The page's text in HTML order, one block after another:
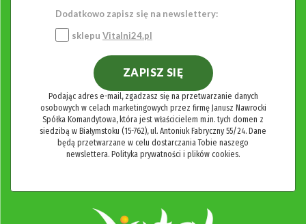
Dodatkowo zapisz się na newslettery:
sklepu Vitalni24.pl
ZAPISZ SIĘ
Podając adres e-mail, zgadzasz się na przetwarzanie danych
osobowych w celach marketingowych przez firmę Janusz Nawrocki
Spółka Komandytowa, która jest właścicielem m.in. tych domen z
siedzibą w Białymstoku (15-762), ul. Antoniuk Fabryczny 55/24. Dane
będą przetwarzane w celu dostarczania Tobie naszego
newslettera. Polityka prywatności i plików cookies.